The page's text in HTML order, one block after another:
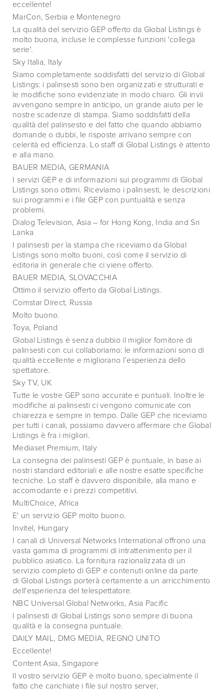
eccellente!
MarCon, Serbia e Montenegro
La qualità del servizio GEP offerto da Global Listings è
molto buona, incluse le complesse funzioni 'collega
serie'.
Sky Italia, Italy
Siamo completamente soddisfatti del servizio di Global
Listings: i palinsesti sono ben organizzati e strutturati e
le modifiche sono evidenziate in modo chiaro. Gli invii
avvengono sempre in anticipo, un grande aiuto per le
nostre scadenze di stampa. Siamo soddisfatti della
qualità del palinsesto e del fatto che quando abbiamo
domande o dubbi, le risposte arrivano sempre con
celerità ed efficienza. Lo staff di Global Listings è attento
e alla mano.
BAUER MEDIA, GERMANIA
I servizi GEP e di informazioni sui programmi di Global
Listings sono ottimi. Riceviamo i palinsesti, le descrizioni
sui programmi e i file GEP con puntualità e senza
problemi.
Dialog Television, Asia – for Hong Kong, India and Sri
Lanka
I palinsesti per la stampa che riceviamo da Global
Listings sono molto buoni, così come il servizio di
editoria in generale che ci viene offerto.
BAUER MEDIA, SLOVACCHIA
Ottimo il servizio offerto da Global Listings.
Comstar Direct, Russia
Molto buono.
Toya, Poland
Global Listings è senza dubbio il miglior fornitore di
palinsesti con cui collaboriamo: le informazioni sono di
qualità eccellente e migliorano l’esperienza dello
spettatore.
Sky TV, UK
Tutte le vostre GEP sono accurate e puntuali. Inoltre le
modifiche ai palinsesti ci vengono comunicate con
chiarezza e sempre in tempo. Dalle GEP che riceviamo
per tutti i canali, possiamo davvero affermare che Global
Listings è fra i migliori.
Mediaset Premium, Italy
La consegna dei palinsesti GEP è puntuale, in base ai
nostri standard editoriali e alle nostre esatte specifiche
tecniche. Lo staff è davvero disponibile, alla mano e
accomodante e i prezzi competitivi.
MultiChoice, Africa
E' un servizio GEP molto buono.
Invitel, Hungary
I canali di Universal Networks International offrono una
vasta gamma di programmi di intrattenimento per il
pubblico asiatico. La fornitura razionalizzata di un
servizio completo di GEP e contenuti online da parte
di Global Listings porterà certamente a un arricchimento
dell'esperienza del telespettatore.
NBC Universal Global Networks, Asia Pacific
I palinsesti di Global Listings sono sempre di buona
qualità e la consegna puntuale.
DAILY MAIL, DMG MEDIA, REGNO UNITO
Eccellente!
Content Asia, Singapore
Il vostro servizio GEP è molto buono, specialmente il
fatto che carichiate i file sul nostro server,